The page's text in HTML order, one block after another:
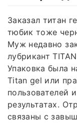
Заказал титан
тюбик тоже
Муж недавно
лубрикант
Упаковка была
Titan gel или
пользователей
результатах.
связаны с